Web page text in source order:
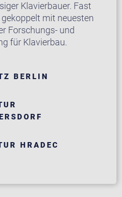
Klavierbauer. Fast
mit neuesten
Forschungs- und
für Klavierbau.
BERLIN
HRADEC